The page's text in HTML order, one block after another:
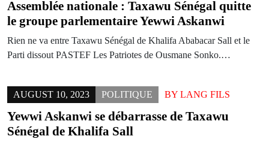
Assemblée nationale : Taxawu Sénégal quitte
le groupe parlementaire Yewwi Askanwi
Rien ne va entre Taxawu Sénégal de Khalifa Ababacar Sall et le
Parti dissout PASTEF Les Patriotes de Ousmane Sonko.…
AUGUST 10, 2023 POLITIQUE BY LANG FILS
Yewwi Askanwi se débarrasse de Taxawu
Sénégal de Khalifa Sall